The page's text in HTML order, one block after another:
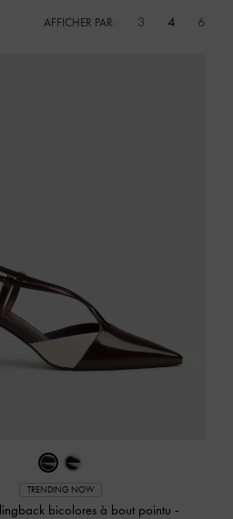
AFFICHER PAR: 3 4 6
TRENDING NOW
bicolores à bout pointu -